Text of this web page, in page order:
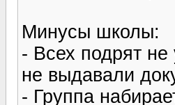
Минусы школы:
- Всех подрят
не выдавали
- Группа